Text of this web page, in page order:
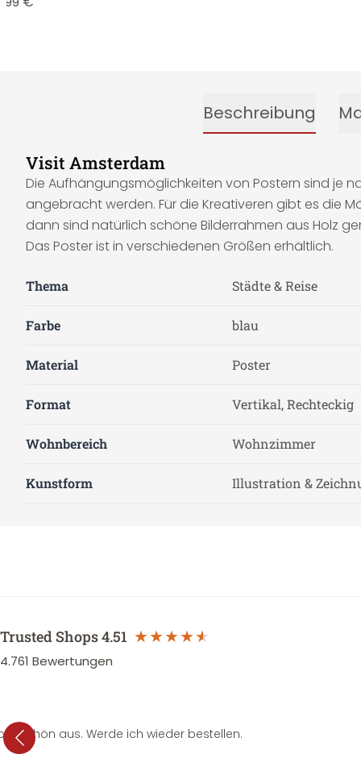
Beschreibung
Visit Amsterdam
Die Aufhängungsmöglichkeiten von Postern sind je
angebracht werden. Für die Kreativeren gibt es die
dann sind natürlich schöne Bilderrahmen aus Holz
Das Poster ist in verschiedenen Größen erhältlich.
Thema Städte & Reise
Farbe blau
Material Poster
Format Vertikal, Rechteckig
Wohnbereich Wohnzimmer
Kunstform Illustration &
Trusted Shops4.51
4.761 Bewertungen
schön aus. Werde ich wieder bestellen.